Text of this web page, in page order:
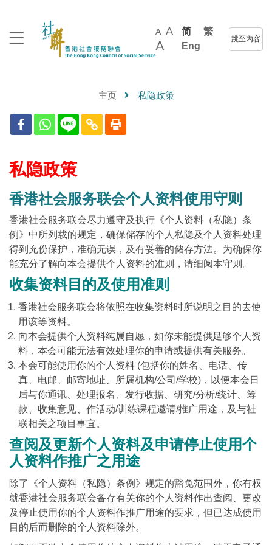
A A
A
简
繁
Eng
跳至內容
主页 私隐政策
私隐政策
香港社会服务联会个人资料使用守则
香港社会服务联会尽力遵守及执行《个人资料（私隐）条
例》中所列载的规定，确保储存的个人私隐及个人资料处理
得到充份保护，准确无误，及有妥善的储存方法。为确保你
能充分了解向本会提供个人资料的准则，请细阅本守则。
收集资料目的及使用准则
香港社会服务联会将依照在收集资料时所说明之目的去使
用该等资料。
向本会提供个人资料纯属自愿，如你未能提供足够个人资
料，本会可能无法有效处理你的申请或提供有关服务。
本会可能使用你的个人资料 (包括你的姓名、电话、传
真、电邮、邮寄地址、所属机构/公司/学校)，以便本会日
后与你通讯、处理报名、发行收据、研究/分析/统计、筹
款、收集意见、作活动/训练课程邀请/推广用途，及与社
联相关之项目事宜。
查阅及更新个人资料及申请停止使用个
人资料作推广之用途
除了《个人资料（私隐）条例》规定的豁免范围外，你有权
就香港社会服务联会备存有关你的个人资料作出查阅、更改
及停止使用你的个人资料作推广用途的要求，但已达成使用
目的后而删除的个人资料除外。